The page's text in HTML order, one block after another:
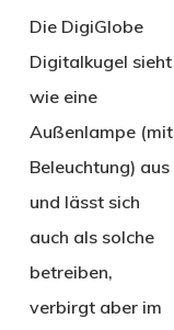
Die DigiGlobe
Digitalkugel sieht
wie eine
Außenlampe (mit
Beleuchtung) aus
und lässt sich
auch als solche
betreiben,
verbirgt aber im